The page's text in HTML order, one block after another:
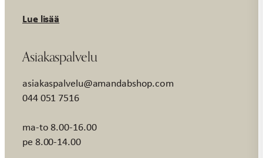
Lue lisää
Asiakaspalvelu
asiakaspalvelu@amandabshop.com
044 051 7516
ma-to 8.00-16.00
pe 8.00-14.00